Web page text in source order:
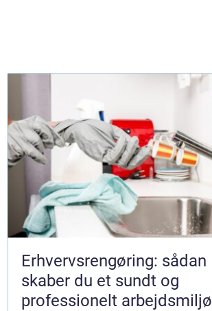
Erhvervsrengøring: sådan
skaber du et sundt og
professionelt arbejdsmiljø